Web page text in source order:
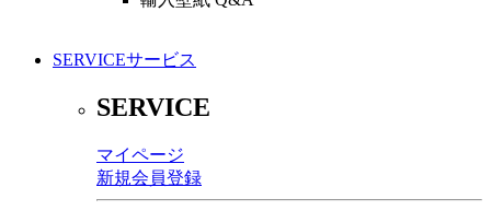
SERVICEサービス
SERVICE
マイページ
新規会員登録